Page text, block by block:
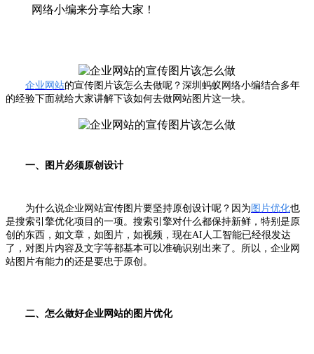
网络小编来分享给大家！
企业网站的宣传图片该怎么去做呢？深圳蚂蚁网络小编结合多年
的经验下面就给大家讲解下该如何去做网站图片这一块。
一、图片必须原创设计
为什么说企业网站宣传图片要坚持原创设计呢？因为 图片优化也
是搜索引擎优化项目的一项。搜索引擎对什么都保持新鲜，特别是原
创的东西，如文章，如图片，如视频，现在AI人工智能已经很发达
了，对图片内容及文字等都基本可以准确识别出来了。所以，企业网
站图片有能力的还是要忠于原创。
二、怎么做好企业网站的图片优化